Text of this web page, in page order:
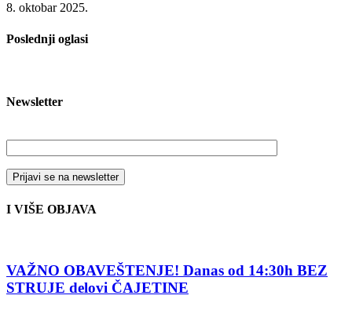
8. oktobar 2025.
Poslednji oglasi
Newsletter
I VIŠE OBJAVA
VAŽNO OBAVEŠTENJE! Danas od 14:30h BEZ
STRUJE delovi ČAJETINE